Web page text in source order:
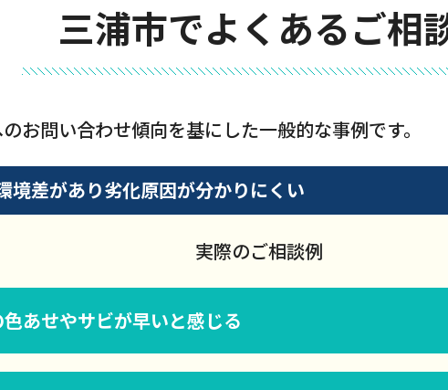
三浦市でよくあるご相
お問い合わせ傾向を基にした一般的な事例です。
境差があり劣化原因が分かりにくい
実際のご相談例
あせやサビが早いと感じる